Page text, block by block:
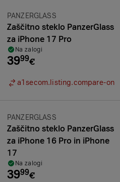
Znamka:
PANZERGLASS
Zaščitno steklo PanzerGlass
za iPhone 17 Pro
Na zalogi
3999€
a1secom.listing.compare-on
Znamka:
PANZERGLASS
Zaščitno steklo PanzerGlass
za iPhone 16 Pro in iPhone
17
Na zalogi
3999€